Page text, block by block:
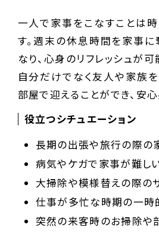
一人で家事をこなすことは時
す。週末の休息時間を家事に
なり、心身のリフレッシュが可
自分だけでなく友人や家族を
部屋で迎えることができ、安心
役立つシチュエーション
長期の出張や旅行の際の
病気やケガで家事が難し
大掃除や模様替えの際の
仕事が多忙な時期の一時
突然の来客時のお掃除や